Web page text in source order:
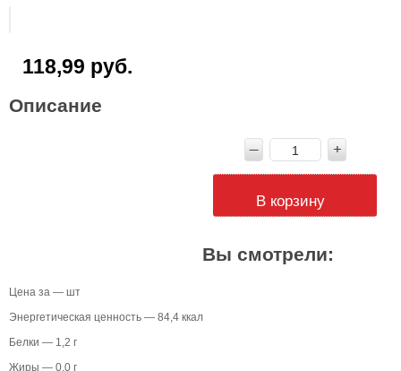
118,99 руб.
Описание
В корзину
Вы смотрели:
Цена за — шт
Энергетическая ценность — 84,4 ккал
Белки — 1,2 г
Жиры — 0,0 г